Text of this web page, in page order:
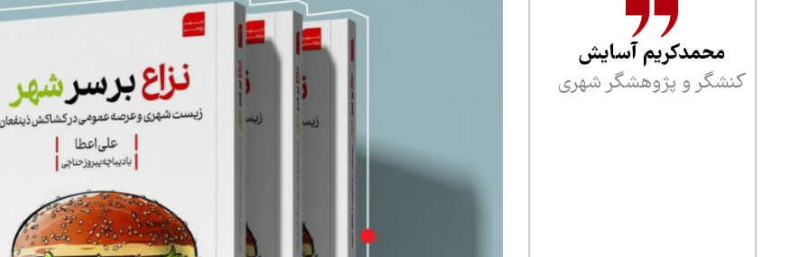
محمدکریم آسایش
کنشگر و پژوهشگر شهری